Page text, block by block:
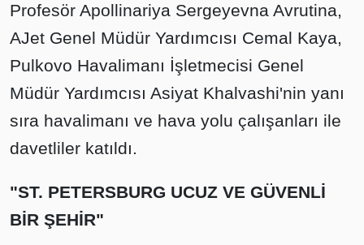
Profesör Apollinariya Sergeyevna Avrutina,
AJet Genel Müdür Yardımcısı Cemal Kaya,
Pulkovo Havalimanı İşletmecisi Genel
Müdür Yardımcısı Asiyat Khalvashi'nin yanı
sıra havalimanı ve hava yolu çalışanları ile
davetliler katıldı.
"ST. PETERSBURG UCUZ VE GÜVENLİ
BİR ŞEHİR"